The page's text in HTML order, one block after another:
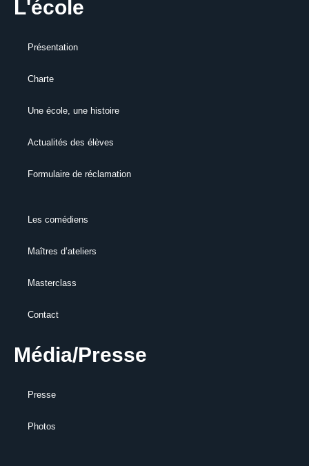
L'école
Présentation
Charte
Une école, une histoire
Actualités des élèves
Formulaire de réclamation
Les comédiens
Maîtres d’ateliers
Masterclass
Contact
Média/Presse
Presse
Photos